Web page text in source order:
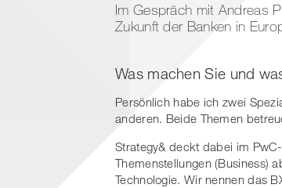
Im Gespräch mit Andreas
Zukunft der Banken in
Was machen Sie und
Persönlich habe ich zwei
anderen. Beide Themen
Strategy& deckt dabei im
Themenstellungen (Business)
Technologie. Wir nennen das